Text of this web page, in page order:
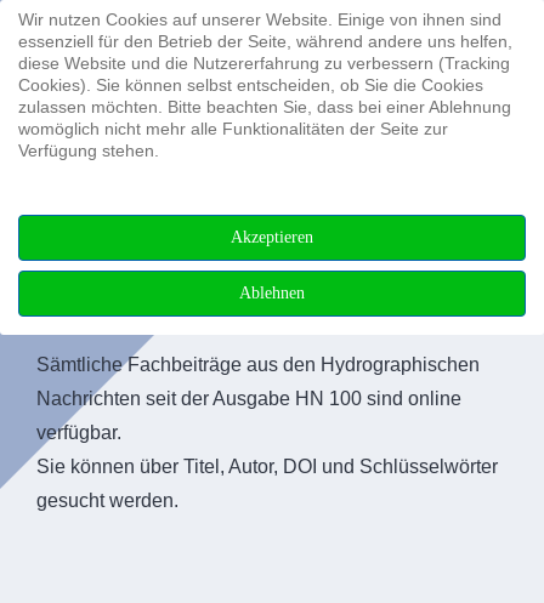
Suchen ...
Fachbeiträge
Sämtliche Fachbeiträge aus den Hydrographischen
Nachrichten seit der Ausgabe HN 100 sind online
verfügbar.
Sie können über Titel, Autor, DOI und Schlüsselwörter
gesucht werden.
Wir nutzen Cookies auf unserer Website. Einige von ihnen sind
essenziell für den Betrieb der Seite, während andere uns helfen,
diese Website und die Nutzererfahrung zu verbessern (Tracking
Cookies). Sie können selbst entscheiden, ob Sie die Cookies
zulassen möchten. Bitte beachten Sie, dass bei einer Ablehnung
womöglich nicht mehr alle Funktionalitäten der Seite zur
Verfügung stehen.
Akzeptieren
Ablehnen